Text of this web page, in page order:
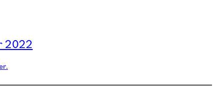
2022